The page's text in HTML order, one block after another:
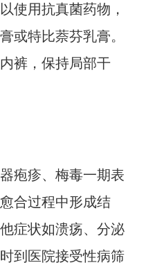
使用抗真菌药物，
或特比萘芬乳膏。
裤，保持局部干
疱疹、梅毒一期表
合过程中形成结
症状如溃疡、分泌
到医院接受性病筛